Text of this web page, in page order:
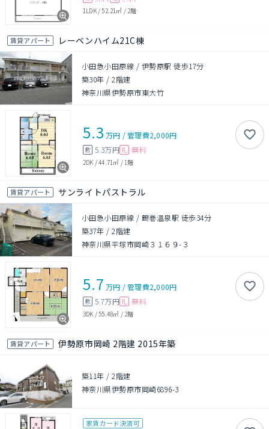
1LDK/52.21㎡ / 2階
賃貸アパート レーベンハイム21C棟
小田急小田原線 / 伊勢原駅 徒歩17分
築30年 /2階建
神奈川県伊勢原市東大竹
5.3 万円 /管理費2,000円
敷 5.3万円 礼 無料
2DK /44.71㎡ / 1階
賃貸アパート サンライトパストラル
小田急小田原線 / 鶴巻温泉駅 徒歩34分
築37年 /2階建
神奈川県平塚市岡崎３１６９-３
5.7 万円 /管理費2,000円
敷 5.7万円 礼 無料
3DK /55.48㎡ / 2階
賃貸アパート 伊勢原市岡崎 2階建 2015年築
築11年 /2階建
神奈川県伊勢原市岡崎6896-3
家賃カード決済可